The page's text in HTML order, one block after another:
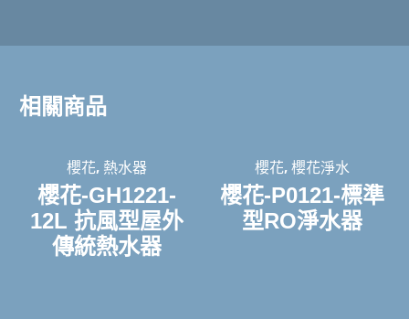
相關商品
櫻花, 熱水器
櫻花-GH1221-
12L 抗風型屋外
傳統熱水器
櫻花, 櫻花淨水
櫻花-P0121-標準
型RO淨水器